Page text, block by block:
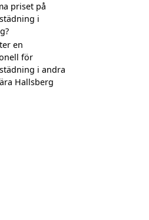
priset på
i
en
för
i andra
Hallsberg